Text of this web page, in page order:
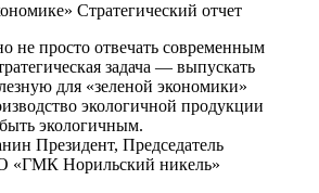
Стратегический отчет
не просто отвечать современным
задача — выпускать
для «зеленой экономики»
экологичной продукции
экологичным.
Президент, Председатель
«ГМК Норильский никель»